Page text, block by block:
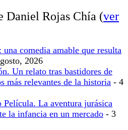
Daniel Rojas Chía (ver
comedia amable que resulta
2026
Un relato tras bastidores de
más relevantes de la historia - 4
La aventura jurásica
la infancia en un mercado - 3